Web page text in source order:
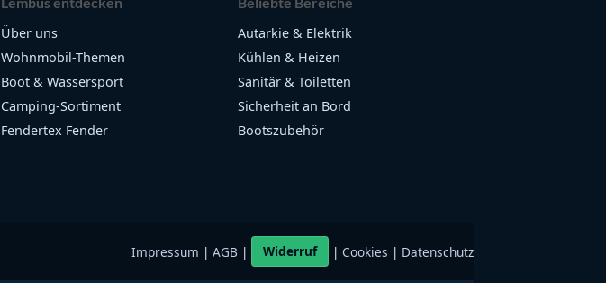
Über uns
Wohnmobil-Themen
Boot & Wassersport
Camping-Sortiment
Fendertex Fender
Autarkie & Elektrik
Kühlen & Heizen
Sanitär & Toiletten
Sicherheit an Bord
Bootszubehör
Impressum | AGB | Widerruf | Cookies | Datenschutz